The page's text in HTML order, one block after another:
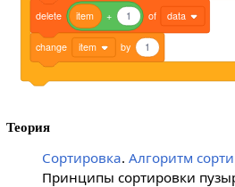
delete item + 1 of data
change item by 1
Теория
Сортировка. Алгоритм
Принципы сортировки